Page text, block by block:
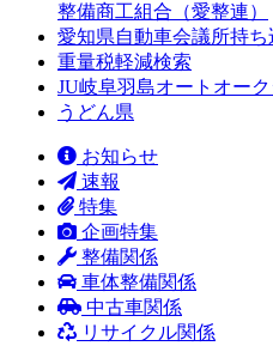
整備商工組合（愛整連）
愛知県自動車会議所持
重量税軽減検索
JU岐阜羽島オートオーク
うどん県
お知らせ
速報
特集
企画特集
整備関係
車体整備関係
中古車関係
リサイクル関係